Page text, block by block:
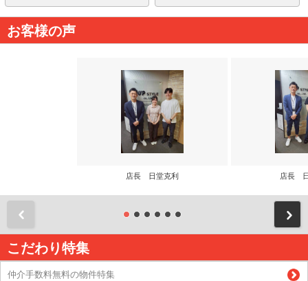
お客様の声
店長 日堂克利 店長
こだわり特集
仲介手数料無料の物件特集